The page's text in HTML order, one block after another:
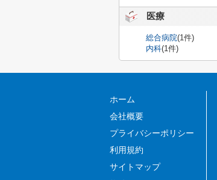
医療
総合病院(1件)
内科(1件)
ホーム
会社概要
プライバシーポリシー
利用規約
サイトマップ